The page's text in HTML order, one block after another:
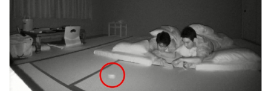
ЧЕХОЛ ПОД БРОНЕЖИЛЕТ 6094 (TV-103) / ПОЯС
РАЗГРУЗОЧНЫЙ (TV-106)
公開されたPVはWARTECH社製品をアピールするものであるが、これ
までロシアの特殊部隊では確認できなかった、ブリーチングチャージ
(爆薬による室内突入手段）を行っていたり、被弾負傷した際の応急手
当訓練や新製品と思われるポーチ類型簡易ストレッチャーを用いていた
りと、見所がある動画となっているので一見の価値はあるだろう。